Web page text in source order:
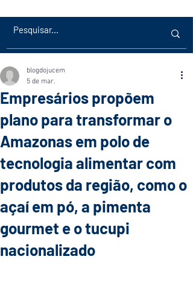
Empresários propõem
plano para transformar o
Amazonas em polo de
tecnologia alimentar com
produtos da região, como o
açaí em pó, a pimenta
gourmet e o tucupi
nacionalizado
blogdojucem
5 de mar.